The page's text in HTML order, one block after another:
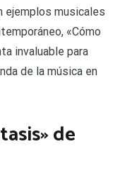
ejemplos musicales
«Cómo
invaluable para
de la música en
de